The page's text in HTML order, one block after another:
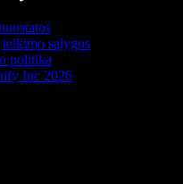
teikimo sąlygos
politika
Inc 2026